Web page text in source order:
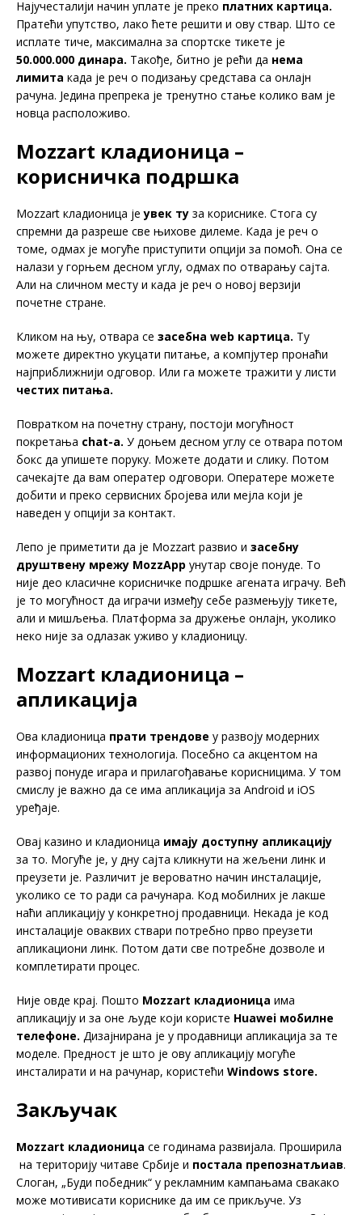
Најучесталији начин уплате је преко платних картица.
Пратећи упутство, лако ћете решити и ову ствар. Што се
исплате тиче, максимална за спортске тикете је
50.000.000 динара. Такође, битно је рећи да нема
лимита када је реч о подизању средстава са онлајн
рачуна. Једина препрека је тренутно стање колико вам је
новца расположиво.
Mozzart кладионица –
корисничка подршка
Mozzart кладионица јеувек ту за кориснике. Стога су
спремни да разреше све њихове дилеме. Када је реч о
томе, одмах је могуће приступити опцији за помоћ. Она се
налази у горњем десном углу, одмах по отварању сајта.
Али на сличном месту и када је реч о новој верзији
почетне стране.
Кликом на њу, отвара се засебна web картица. Ту
можете директно укуцати питање, а компјутер пронаћи
најприближнији одговор. Или га можете тражити у листи
честих питања.
Повратком на почетну страну, постоји могућност
покретања chat-a. У доњем десном углу се отвара потом
бокс да упишете поруку. Можете додати и слику. Потом
сачекајте да вам оператер одговори. Оператере можете
добити и преко сервисних бројева или мејла који је
наведен у опцији за контакт.
Лепо је приметити да је Моzzart развио и засебну
друштвену мрежу MozzApp унутар своје понуде. То
није део класичне корисничке подршке агената играчу. Већ
је то могућност да играчи између себе размењују тикете,
али и мишљења. Платформа за дружење онлајн, уколико
неко није за одлазак уживо у кладионицу.
Моzzart кладионица –
апликација
Ова кладионица прати трендове у развоју модерних
информационих технологија. Посебно са акцентом на
развој понуде игара и прилагођавање корисницима. У том
смислу је важно да се има апликација за Android и iOS
уређаје.
Овај казино и кладионица имају доступну апликацију
за то. Могуће је, у дну сајта кликнути на жељени линк и
преузети је. Различит је вероватно начин инсталације,
уколико се то ради са рачунара. Код мобилних је лакше
наћи апликацију у конкретној продавници. Некада је код
инсталације оваквих ствари потребно прво преузети
апликациони линк. Потом дати све потребне дозволе и
комплетирати процес.
Није овде крај. Пошто Mozzart кладионица има
апликацију и за оне људе који користе Huawei мобилне
телефоне. Дизајнирана је у продавници апликација за те
моделе. Предност је што је ову апликацију могуће
инсталирати и на рачунар, користећи Windows store.
Закључак
Mozzart кладионица се годинама развијала. Проширила
на територију читаве Србије и постала препознатљиав.
Слоган, „Буди победник“ у рекламним кампањама свакако
може мотивисати кориснике да им се прикључе. Уз